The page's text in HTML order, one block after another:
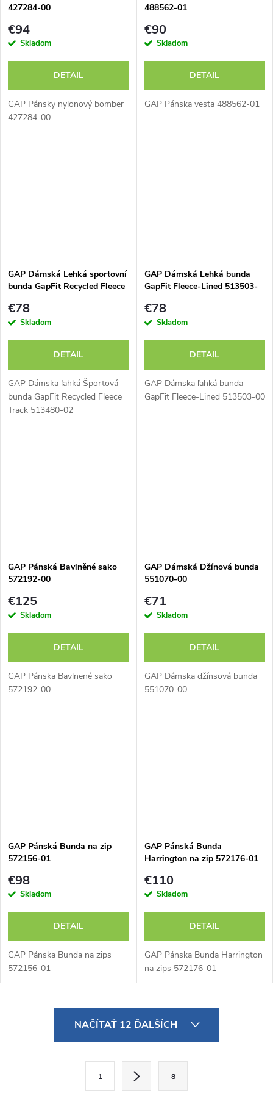
427284-00
€94
Skladom
DETAIL
GAP Pánsky nylonový bomber
427284-00
488562-01
€90
Skladom
DETAIL
GAP Pánska vesta 488562-01
GAP Dámská Lehká sportovní
bunda GapFit Recycled Fleece
€78
Skladom
DETAIL
GAP Dámska ľahká Športová
bunda GapFit Recycled Fleece
Track 513480-02
GAP Dámská Lehká bunda
GapFit Fleece-Lined 513503-
€78
Skladom
DETAIL
GAP Dámska ľahká bunda
GapFit Fleece-Lined 513503-00
GAP Pánská Bavlněné sako
572192-00
€125
Skladom
DETAIL
GAP Pánska Bavlnené sako
572192-00
GAP Dámská Džínová bunda
551070-00
€71
Skladom
DETAIL
GAP Dámska džínsová bunda
551070-00
GAP Pánská Bunda na zip
572156-01
€98
Skladom
DETAIL
GAP Pánska Bunda na zips
572156-01
GAP Pánská Bunda
Harrington na zip 572176-01
€110
Skladom
DETAIL
GAP Pánska Bunda Harrington
na zips 572176-01
NAČÍTAŤ 12 ĎALŠÍCH
1 8